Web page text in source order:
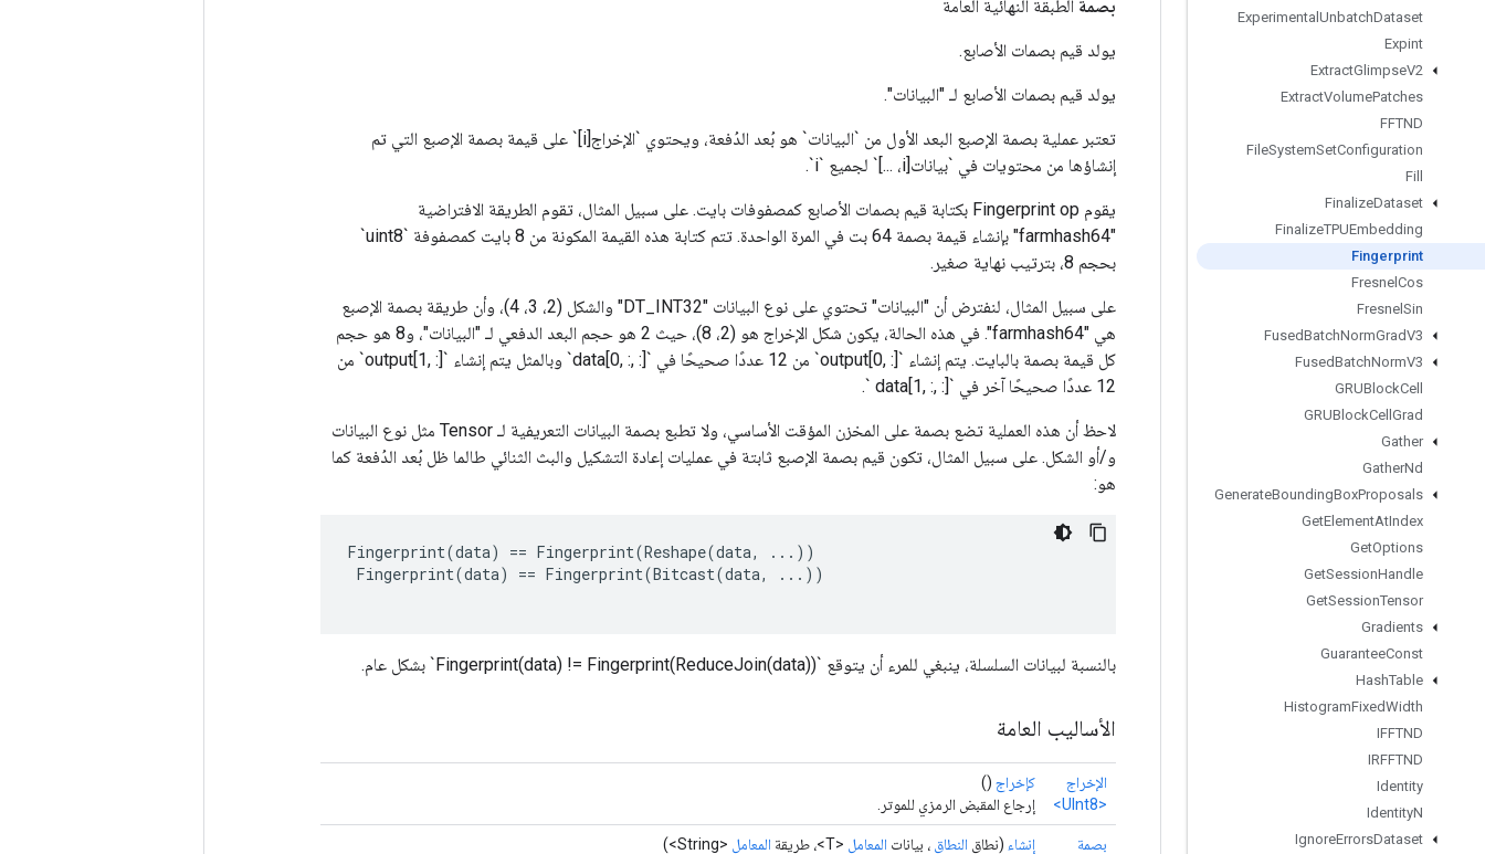
Experimental UnbatchDataset
Expint
ExtractGlimpseV2
ExtractVolumePatches
FFTND
FileSystemSetConfiguration
Fill
FinalizeDataset
FinalizeTPUEmbedding
Fingerprint
Fresnel Cos
Fresnel Sin
FusedBatchNormGradV3
FusedBatchNormV3
GRUBlockCell
GRUBlockCell Grad
Gather
GatherNd
GenerateBoundingBoxProposals
GetElementAtIndex
GetOptions
GetSessionHandle
GetSessionTensor
Gradients
GuaranteeConst
HashTable
HistogramFixedWidth
IFFTND
IRFFTND
Identity
IdentityN
IgnoreErrorsDataset
بصمة الطبقة النهائية العامة
يولد قيم بصمات الأصابع.
يولد قيم بصمات الأصابع لـ "البيانات".
تعتبر عملية بصمة الإصبع البعد الأول من `البيانات` هو بُعد الدُفعة، ويحتوي `الإخراج[i]` على قيمة بصمة الإصبع التي تم
إنشاؤها من محتويات في `بيانات[i، ...]` لجميع `i`.
يقوم Fingerprint op بكتابة قيم بصمات الأصابع كمصفوفات بايت. على سبيل المثال، تقوم الطريقة الافتراضية
"farmhash64" بإنشاء قيمة بصمة 64 بت في المرة الواحدة. تتم كتابة هذه القيمة المكونة من 8 بايت كمصفوفة `uint8`
بحجم 8، بترتيب نهاية صغير.
على سبيل المثال، لنفترض أن "البيانات" تحتوي على نوع البيانات "DT_INT32" والشكل (2، 3، 4)، وأن طريقة بصمة الإصبع
هي "farmhash64". في هذه الحالة، يكون شكل الإخراج هو (2، 8)، حيث 2 هو حجم البعد الدفعي لـ "البيانات"، و8 هو حجم
كل قيمة بصمة بالبايت. يتم إنشاء `output[0, :]` من 12 عددًا صحيحًا في `data[0, :, :]` وبالمثل يتم إنشاء `output[1, :]` من
12 عددًا صحيحًا آخر في `data[1, :, :] `.
لاحظ أن هذه العملية تضع بصمة على المخزن المؤقت الأساسي، ولا تطبع بصمة البيانات التعريفية لـ Tensor مثل نوع البيانات
و/أو الشكل. على سبيل المثال، تكون قيم بصمة الإصبع ثابتة في عمليات إعادة التشكيل والبث الثنائي طالما ظل بُعد الدُفعة كما
هو:
Fingerprint(data) == Fingerprint(Reshape(data,
...))
Fingerprint(data) == Fingerprint(Bitcast(data, ...))
بالنسبة لبيانات السلسلة، ينبغي للمرء أن يتوقع `Fingerprint(data) != Fingerprint(ReduceJoin(data))` بشكل عام.
الأساليب العامة
الإخراج
<UInt8>
كإخراج ()
إرجاع المقبض الرمزي للموتر.
بصمة
إنشاء (نطاق النطاق ، بيانات المعامل <T>، طريقة المعامل <String>)